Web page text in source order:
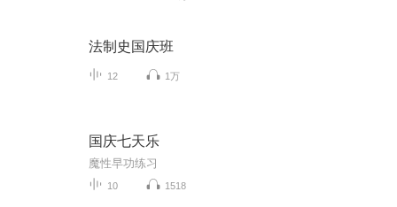
法制史国庆班
12 1万
国庆七天乐
魔性早功练习
10 1518